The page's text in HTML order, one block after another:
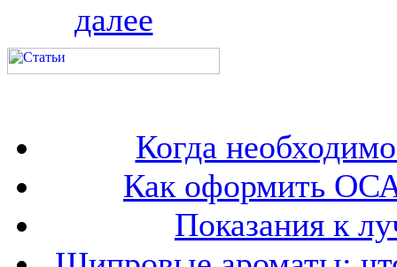
далее
Когда
Как оформить
Показания к